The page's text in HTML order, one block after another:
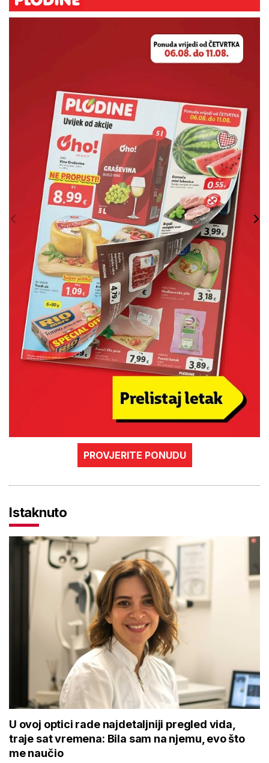
PROVJERITE PONUDU
Istaknuto
U ovoj optici rade najdetaljniji pregled vida,
traje sat vremena: Bila sam na njemu, evo što
me naučio